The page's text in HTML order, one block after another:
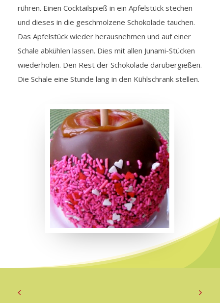
rühren. Einen Cocktailspieß in ein Apfelstück stechen
und dieses in die geschmolzene Schokolade tauchen.
Das Apfelstück wieder herausnehmen und auf einer
Schale abkühlen lassen. Dies mit allen Junami-Stücken
wiederholen. Den Rest der Schokolade darübergießen.
Die Schale eine Stunde lang in den Kühlschrank stellen.